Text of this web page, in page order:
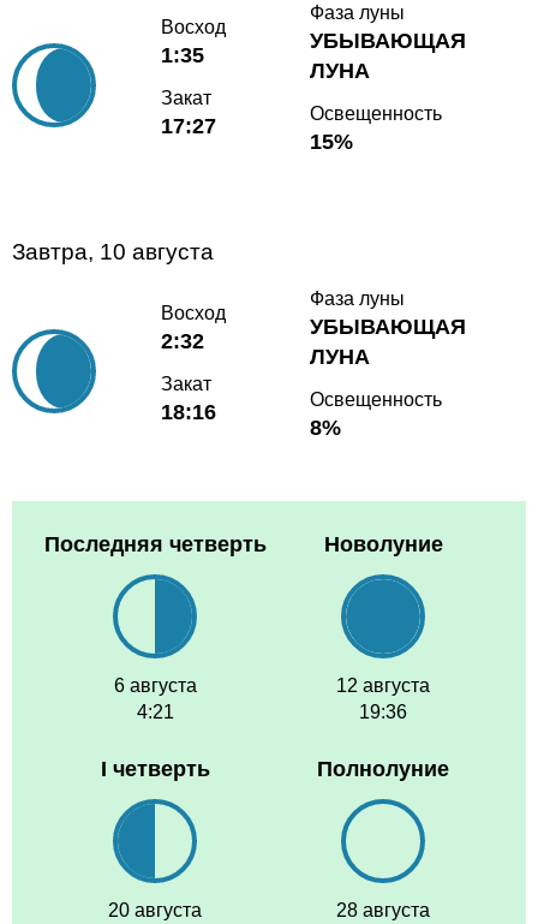
Восход
1:35
Закат
17:27
Фаза луны
УБЫВАЮЩАЯ
ЛУНА
Освещенность
15%
Завтра, 10 августа
Восход
2:32
Закат
18:16
Фаза луны
УБЫВАЮЩАЯ
ЛУНА
Освещенность
8%
Последняя четверть
6 августа
4:21
Новолуние
12 августа
19:36
I четверть
20 августа
Полнолуние
28 августа